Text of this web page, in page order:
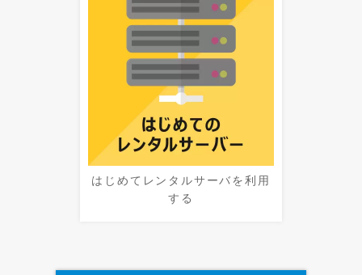
はじめてレンタルサーバを利用
する